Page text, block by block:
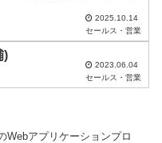
2025.10.14
セールス・営業
)
2023.06.04
セールス・営業
Webアプリケーションプロ